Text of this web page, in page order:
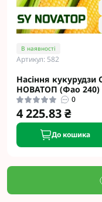
В наявності
Артикул: 582
Насіння кукурудзи
НОВАТОП (Фао 240)
0
4 225.83 ₴
До кошика